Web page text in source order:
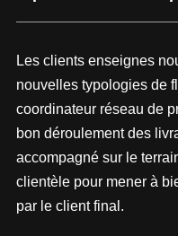
Les clients enseignes
nouvelles typologies de
coordinateur réseau de
bon déroulement des
accompagné sur le
clientèle pour mener à
par le client final.